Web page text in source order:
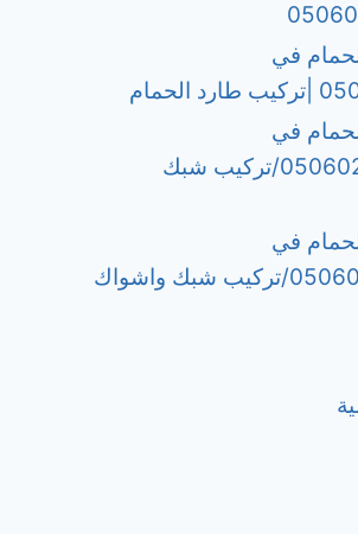
في
في
الشارقة/0506025079/تركيب شبك
في
عجمان/0506025079/تركيب شبك واشواك